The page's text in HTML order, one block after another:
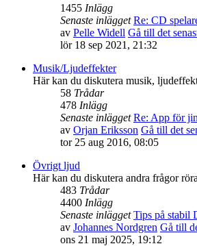
1455 Inlägg
Senaste inlägget Re: CD
av Pelle Widell Gå till det
lör 18 sep 2021, 21:32
Musik/Ljudeffekter
Här kan du diskutera musik,
58 Trådar
478 Inlägg
Senaste inlägget Re: App för
av Orjan Eriksson Gå till det
tor 25 aug 2016, 08:05
Övrigt ljud
Här kan du diskutera andra frågor
483 Trådar
4400 Inlägg
Senaste inlägget Tips på stabil
av Johannes Nordgren Gå till
ons 21 maj 2025, 19:12